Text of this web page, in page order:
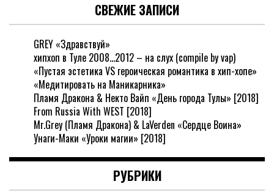
СВЕЖИЕ ЗАПИСИ
GREY «Здравствуй»
хипхоп в Туле 2008…2012 – на слух (compile by vap)
«Пустая эстетика VS героическая романтика в хип-хопе»
«Медитировать на Маникарника»
Пламя Дракона & Некто Вайп «День города Тулы» [2018]
From Russia With WEST [2018]
Mr.Grey (Пламя Дракона) & LaVerden «Сердце Воина»
Унаги-Маки «Уроки магии» [2018]
РУБРИКИ